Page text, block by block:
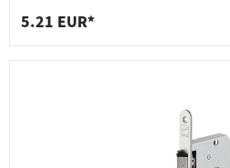
5.21 EUR*